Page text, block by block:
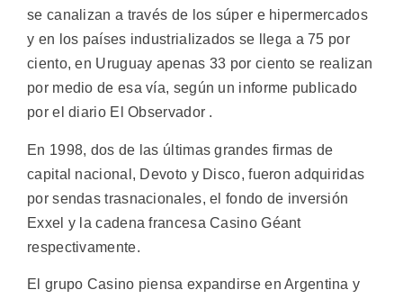
se canalizan a través de los súper e hipermercados
y en los países industrializados se llega a 75 por
ciento, en Uruguay apenas 33 por ciento se realizan
por medio de esa vía, según un informe publicado
por el diario El Observador .
En 1998, dos de las últimas grandes firmas de
capital nacional, Devoto y Disco, fueron adquiridas
por sendas trasnacionales, el fondo de inversión
Exxel y la cadena francesa Casino Géant
respectivamente.
El grupo Casino piensa expandirse en Argentina y